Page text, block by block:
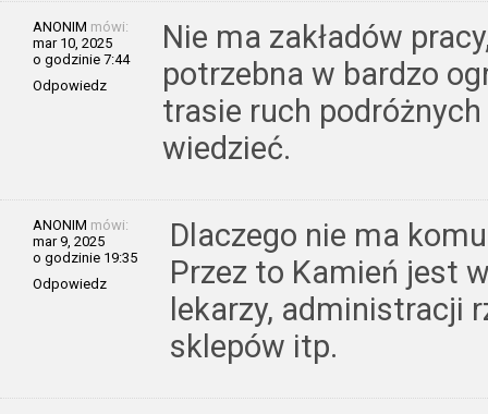
ANONIM mówi:
mar 10, 2025
o godzinie 7:44
Odpowiedz
Nie ma zakładów
potrzebna w bardzo
trasie ruch
wiedzieć.
ANONIM mówi:
mar 9, 2025
o godzinie 19:35
Odpowiedz
Dlaczego nie ma
Przez to Kamień jest
lekarzy, administracji
sklepów itp.